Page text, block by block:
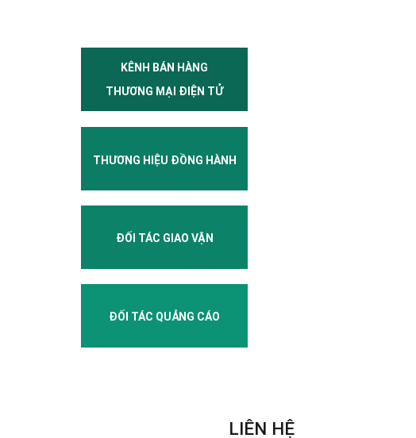
KÊNH BÁN HÀNG
THƯƠNG MẠI ĐIỆN TỬ
THƯƠNG HIỆU ĐỒNG HÀNH
ĐỐI TÁC GIAO VẬN
ĐỐI TÁC QUẢNG CÁO
LIÊN HỆ